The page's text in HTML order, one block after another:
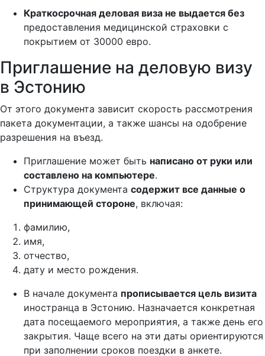
Краткосрочная деловая виза не выдается без
предоставления медицинской страховки с
покрытием от 30000 евро.
Приглашение на деловую визу
в Эстонию
От этого документа зависит скорость рассмотрения
пакета документации, а также шансы на одобрение
разрешения на въезд.
Приглашение может быть написано от руки или
составлено на компьютере.
Структура документа содержит все данные о
принимающей стороне, включая:
фамилию,
имя,
отчество,
дату и место рождения.
В начале документа прописывается цель визита
иностранца в Эстонию. Назначается конкретная
дата посещаемого мероприятия, а также день его
закрытия. Чаще всего на эти даты ориентируются
при заполнении сроков поездки в анкете.